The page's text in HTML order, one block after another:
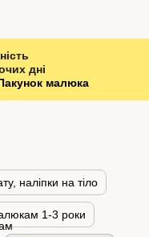
дні
малюка
наліпки на тіло
1-3 роки